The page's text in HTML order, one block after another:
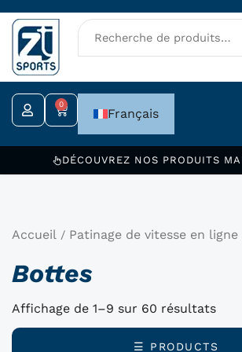
Aller
au
contenu
0
Panier Français
DÉCOUVREZ NOS PRODUITS
Accueil / Patinage de vitesse en ligne
Bottes
Affichage de 1–9 sur 60 résultats
☰ PRODUCTS